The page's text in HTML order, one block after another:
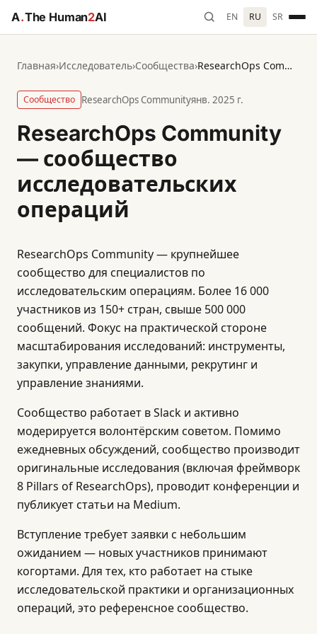
A.The Human2AI EN RU SR
Главная›Исследователь›Сообщества› ResearchOps Community — сообщество исследовательских операций
Сообщество ResearchOps Communityянв. 2025 г.
ResearchOps Community
— сообщество
исследовательских
операций
ResearchOps Community — крупнейшее
сообщество для специалистов по
исследовательским операциям. Более 16 000
участников из 150+ стран, свыше 500 000
сообщений. Фокус на практической стороне
масштабирования исследований: инструменты,
закупки, управление данными, рекрутинг и
управление знаниями.
Сообщество работает в Slack и активно
модерируется волонтёрским советом. Помимо
ежедневных обсуждений, сообщество производит
оригинальные исследования (включая фреймворк
8 Pillars of ResearchOps), проводит конференции и
публикует статьи на Medium.
Вступление требует заявки с небольшим
ожиданием — новых участников принимают
когортами. Для тех, кто работает на стыке
исследовательской практики и организационных
операций, это референсное сообщество.